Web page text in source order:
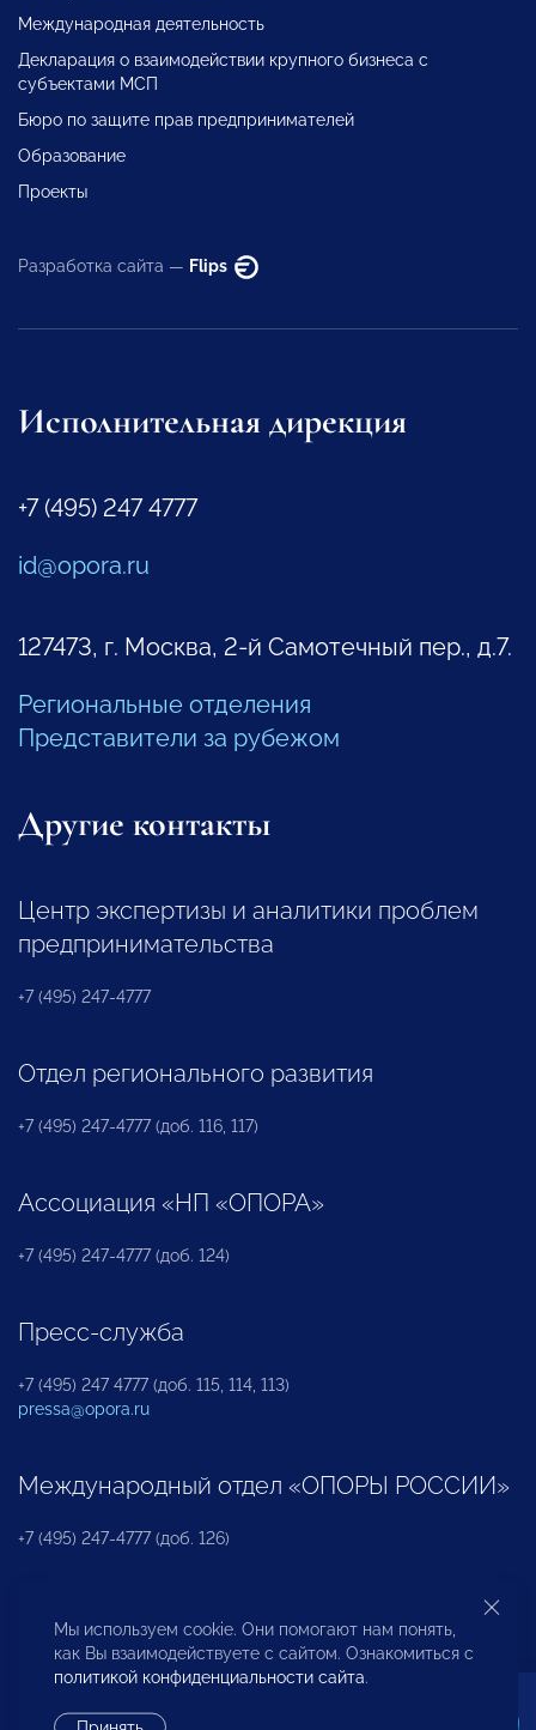
Международная деятельность
Декларация о взаимодействии крупного бизнеса с
субъектами МСП
Бюро по защите прав предпринимателей
Образование
Проекты
Разработка сайта — Flips
Исполнительная дирекция
+7 (495) 247 4777
id@opora.ru
127473, г. Москва, 2-й Самотечный пер., д.7.
Региональные отделения
Представители за рубежом
Другие контакты
Центр экспертизы и аналитики проблем
предпринимательства
+7 (495) 247-4777
Отдел регионального развития
+7 (495) 247-4777 (доб. 116, 117)
Ассоциация «НП «ОПОРА»
+7 (495) 247-4777 (доб. 124)
Пресс-служба
+7 (495) 247 4777 (доб. 115, 114, 113)
pressa@opora.ru
Международный отдел «ОПОРЫ РОССИИ»
+7 (495) 247-4777 (доб. 126)
Бюро по защите прав предпринимателей и
инвесторов
Мы используем cookie. Они помогают нам понять,
как Вы взаимодействуете с сайтом. Ознакомиться с
политикой конфиденциальности сайта.